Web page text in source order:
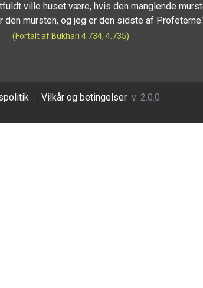
ville huset være, hvis den manglende
den mursten, og jeg er den sidste af
(Fortalt af Bukhari 4.734, 4.735)
Vilkår og betingelser v: 2.0.0